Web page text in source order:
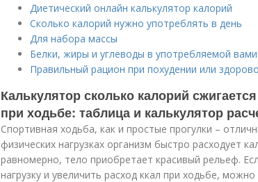
Диетический онлайн калькулятор калорий
Сколько калорий нужно употреблять в день
Для набора массы
Белки, жиры и углеводы в употребляемой
Правильный рацион при похудении или
Калькулятор сколько калорий
при ходьбе: таблица и калькулятор
Спортивная ходьба, как и простые прогулки –
физических нагрузках организм быстро расходует
равномерно, тело приобретает красивый рельеф.
нагрузку и увеличить расход ккал при ходьбе,